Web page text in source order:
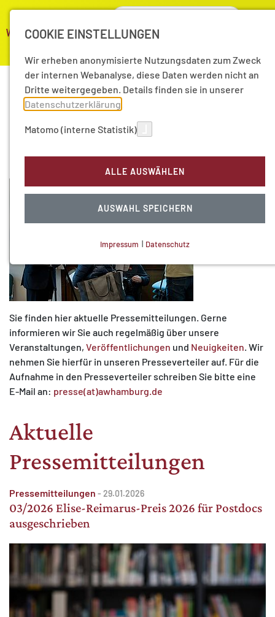
Herzlich willkommen im
Sie finden hier aktuelle Pressemitteilungen. Gerne
informieren wir Sie auch regelmäßig über unsere
Veranstaltungen, Veröffentlichungen und Neuigkeiten. Wir
nehmen Sie hierfür in unseren Presseverteiler auf. Für die
Aufnahme in den Presseverteiler schreiben Sie bitte eine
E-Mail an: presse(at)awhamburg.de
Aktuelle
Pressemitteilungen
Pressemitteilungen - 29.01.2026
03/2026 Elise-Reimarus-Preis 2026 für Postdocs
ausgeschrieben
COOKIE EINSTELLUNGEN
Wir erheben anonymisierte Nutzungsdaten zum Zweck
der internen Webanalyse, diese Daten werden nicht an
Dritte weitergegeben. Details finden sie in unserer
Datenschutzerklärung
Matomo (interne Statistik)
ALLE AUSWÄHLEN
AUSWAHL SPEICHERN
Technisch notwendig.
MATOMO (INTERNE STATISTIK)
Statistik Cookies erfassen Informationen anonym.
Diese Informationen helfen uns zu verstehen, wie
Matomo
Impressum | Datenschutz